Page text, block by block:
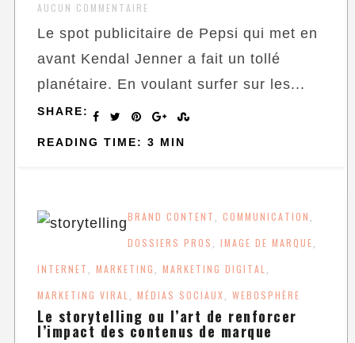
AUCUN COMMENTAIRE
Le spot publicitaire de Pepsi qui met en
avant Kendal Jenner a fait un tollé
planétaire. En voulant surfer sur les...
SHARE:
READING TIME: 3 MIN
BRAND CONTENT ,COMMUNICATION ,
DOSSIERS PROS , IMAGE DE MARQUE ,
INTERNET , MARKETING , MARKETING DIGITAL ,
MARKETING VIRAL , MÉDIAS SOCIAUX ,WEBOSPHÈRE
Le storytelling ou l’art de renforcer
l’impact des contenus de marque